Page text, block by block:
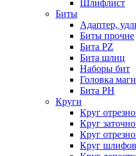
Шлифлист
Биты
Адаптер,
Биты прочие
Бита PZ
Бита шлиц
Наборы бит
Головка
Бита PH
Круги
Круг
Круг
Круг
Круг